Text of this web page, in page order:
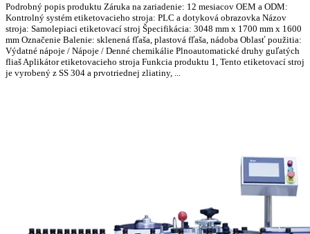
Podrobný popis produktu Záruka na zariadenie: 12 mesiacov OEM a ODM:
Kontrolný systém etiketovacieho stroja: PLC a dotyková obrazovka Názov
stroja: Samolepiaci etiketovací stroj Špecifikácia: 3048 mm x 1700 mm x 1600
mm Označenie Balenie: sklenená fľaša, plastová fľaša, nádoba Oblasť použitia:
Výdatné nápoje / Nápoje / Denné chemikálie Plnoautomatické druhy guľatých
fliaš Aplikátor etiketovacieho stroja Funkcia produktu 1, Tento etiketovací stroj
je vyrobený z SS 304 a prvotriednej zliatiny, ...